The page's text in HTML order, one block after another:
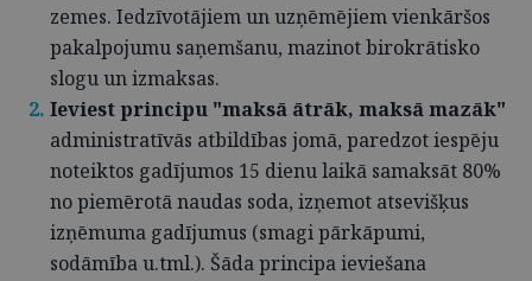
zemes. Iedzīvotājiem un uzņēmējiem vienkāršos
pakalpojumu saņemšanu, mazinot birokrātisko
slogu un izmaksas.
Ieviest principu "maksā ātrāk, maksā mazāk"
administratīvās atbildības jomā, paredzot iespēju
noteiktos gadījumos 15 dienu laikā samaksāt 80%
no piemērotā naudas soda, izņemot atsevišķus
izņēmuma gadījumus (smagi pārkāpumi,
sodāmība u.tml.). Šāda principa ieviešana